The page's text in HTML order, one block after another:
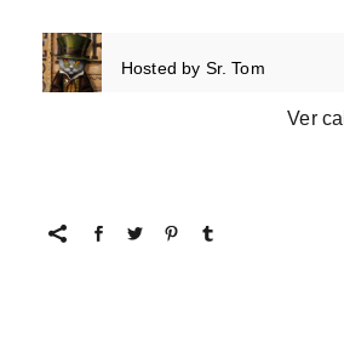
Hosted by Sr. Tom
Ver